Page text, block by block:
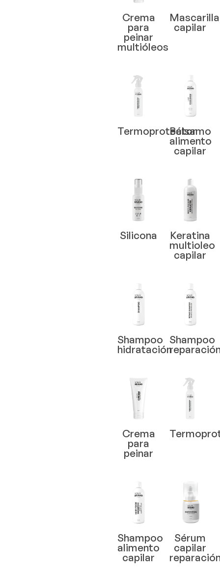
Crema
para
peinar
multióleos
Mascarilla
capilar
Termoprotector
Bálsamo
alimento
capilar
Silicona Keratina
multioleo
capilar
Shampoo
hidratación
Shampoo
Crema
para
peinar
Shampoo
alimento
capilar
Sérum
capilar